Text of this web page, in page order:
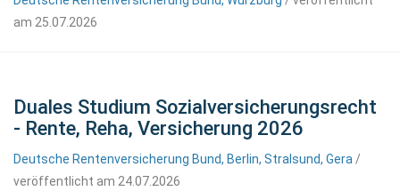
am 25.07.2026
Duales Studium Sozialversicherungsrecht
- Rente, Reha, Versicherung 2026
Deutsche Rentenversicherung Bund, Berlin, Stralsund, Gera /
veröffentlicht am 24.07.2026